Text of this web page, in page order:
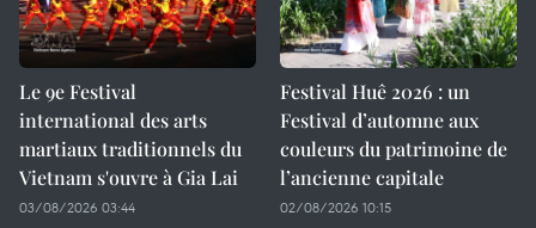
Le 9e Festival
international des arts
martiaux traditionnels du
Vietnam s'ouvre à Gia Lai
03/08/2026 03:44
Festival Huê 2026 : un
Festival d’automne aux
couleurs du patrimoine de
l’ancienne capitale
02/08/2026 10:15